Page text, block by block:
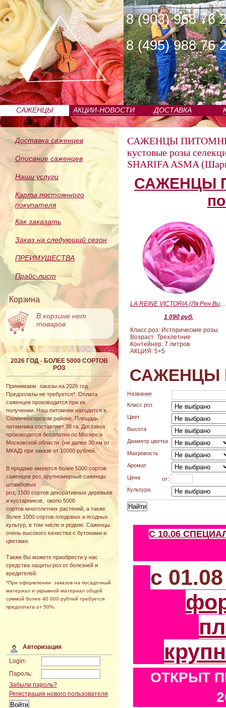
8 (903) 968 76
8 (495) 988 76
САЖЕНЦЫ
ПИТОМНИКА
АКЦИИ-НОВОСТИ ДОСТАВКА
Доставка саженцев
Описание саженцев
Наши услуги
Карта постоянного
покупателя
Как заказать
Заказ на следующий сезон
ПРЕИМУЩЕСТВА
Прайс-лист
Корзина
В корзине нет
товаров
2026 ГОД - БОЛЕЕ 5000 СОРТОВ
РОЗ
Принимаем заказы на 2026 год.
Предоплаты не требуется*. Оплата
саженцев производится при их
получении. Наш питомник находится в
Солнечногорском районе. Площадь
питомника составляет 38 га. Доставка
производится бесплатно по Москве и
Московской области (не далее 30 км от
МКАД) при заказе от 10000 рублей.
В продаже имеются более 5000 сортов
саженцев роз, крупномерные саженцы
штамбовых
роз, 1500 сортов декоративных деревьев
и кустарников, около 5000
сортов многолетних растений, а также
более 1000 сортов плодовых и ягодных
культур, в том числе и редкие. Саженцы
очень высокого качества с бутонами и
цветами.
Также Вы можете приобрести у нас
средства защиты роз от болезней и
вредителей.
*При оформлении заказов на посадочный
материал и укрывной материал общей
суммой более 40 000 рублей требуется
предоплата от 50%.
Авторизация
Login:
Пароль:
Забыли пароль?
Регистрация нового пользователя
САЖЕНЦЫ
кустовые розы
SHARIFA ASMA
САЖЕНЦЫ
LA REINE VICTORIA (Ля Рен Виктория)
1 090 руб.
Класс роз: Исторические розы
Возраст: Трехлетние
Контейнер: 7 литров
АКЦИЯ: 5+5
САЖЕНЦЫ
Название
Класс роз
Цвет
Высота
Диаметр цветка
Махровость
Аромат
Цена
от:
Культура
С 10.06
с
ОТКРЫТ